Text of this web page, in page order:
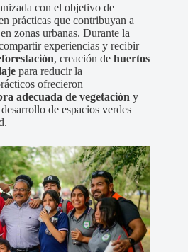
con el objetivo de
prácticas que contribuyan a
zonas urbanas. Durante la
experiencias y recibir
, creación de huertos
para reducir la
ofrecieron
adecuada de vegetación y
de espacios verdes